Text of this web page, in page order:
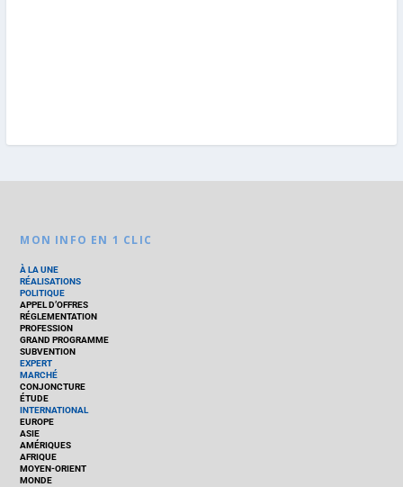
MON INFO EN 1 CLIC
À LA UNE
RÉALISATIONS
POLITIQUE
APPEL D’OFFRES
RÉGLEMENTATION
PROFESSION
GRAND PROGRAMME
SUBVENTION
EXPERT
MARCHÉ
CONJONCTURE
ÉTUDE
INTERNATIONAL
EUROPE
ASIE
AMÉRIQUES
AFRIQUE
MOYEN-ORIENT
MONDE